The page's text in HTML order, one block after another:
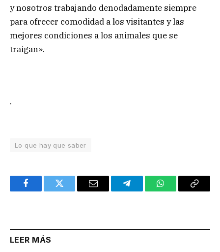
y nosotros trabajando denodadamente siempre
para ofrecer comodidad a los visitantes y las
mejores condiciones a los animales que se
traigan».
.
Lo que hay que saber
FacebookTwitter Email TelegramWhatsAppCopy
LEER MÁS